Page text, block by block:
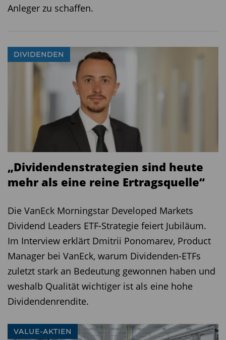
Anleger zu schaffen.
DIVIDENDEN
„Dividendenstrategien sind heute
mehr als eine reine Ertragsquelle“
Die VanEck Morningstar Developed Markets
Dividend Leaders ETF-Strategie feiert Jubiläum.
Im Interview erklärt Dmitrii Ponomarev, Product
Manager bei VanEck, warum Dividenden-ETFs
zuletzt stark an Bedeutung gewonnen haben und
weshalb Qualität wichtiger ist als eine hohe
Dividendenrendite.
VALUE-AKTIEN